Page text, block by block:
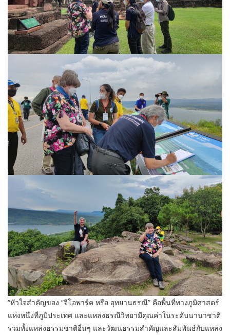
“หัวใจสำคัญของ “จีโอพาร์ค หรือ อุทยานธรณี” คือพื้นที่ทางภูมิศาสตร์
แห่งหนึ่งที่ภูมิประเทศ และแหล่งธรณีวิทยามีคุณค่าในระดับนานาชาติ
รวมทั้งแหล่งธรรมชาติอื่นๆ และวัฒนธรรมสำคัญและสัมพันธ์กับแหล่ง